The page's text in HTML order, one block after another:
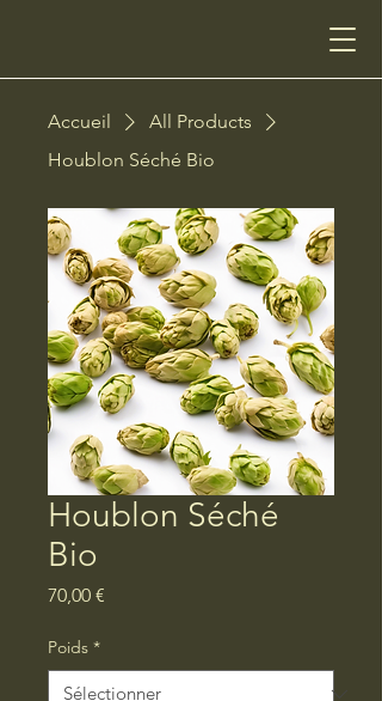
Accueil
All Products
Houblon Séché Bio
Houblon Séché
Bio
70,00 €
Poids *